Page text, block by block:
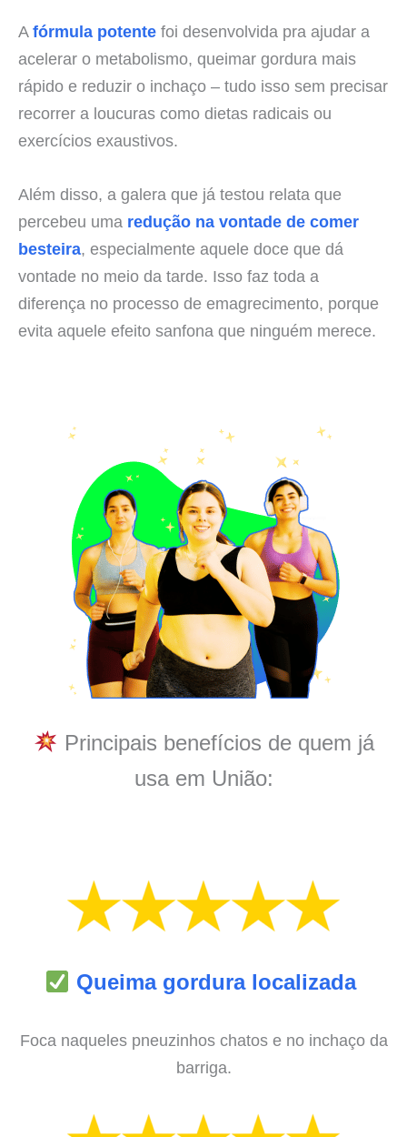
Afórmula potente foi desenvolvida pra ajudar a
acelerar o metabolismo, queimar gordura mais
rápido e reduzir o inchaço – tudo isso sem precisar
recorrer a loucuras como dietas radicais ou
exercícios exaustivos.
Além disso, a galera que já testou relata que
percebeu uma redução na vontade de comer
besteira, especialmente aquele doce que dá
vontade no meio da tarde. Isso faz toda a
diferença no processo de emagrecimento, porque
evita aquele efeito sanfona que ninguém merece.
Principais benefícios de quem já
usa em União:
Queima gordura localizada
Foca naqueles pneuzinhos chatos e no inchaço da
barriga.